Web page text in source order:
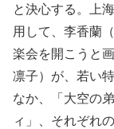
と決心する。上
用して、李香蘭
楽会を開こうと
凛子）が、若い
なか、「大空の
ィ」、それぞれ